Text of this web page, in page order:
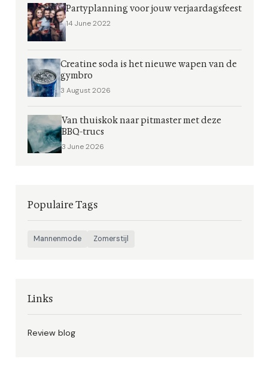
Partyplanning voor jouw verjaardagsfeest
14 June 2022
Creatine soda is het nieuwe wapen van de
gymbro
3 August 2026
Van thuiskok naar pitmaster met deze
BBQ-trucs
3 June 2026
Populaire Tags
Mannenmode Zomerstijl
Links
Review blog